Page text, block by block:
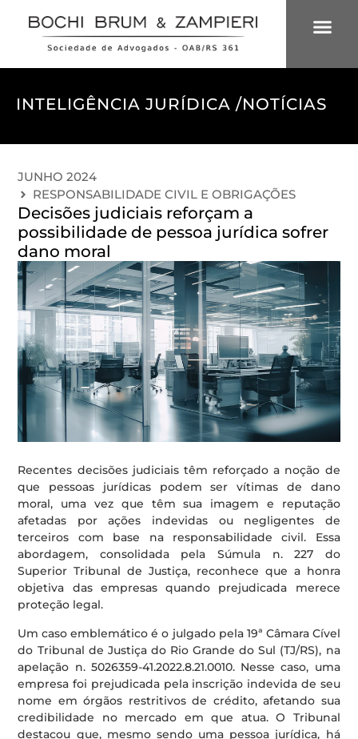
INTELIGÊNCIA JURÍDICA /NOTÍCIAS
JUNHO 2024
RESPONSABILIDADE CIVIL E OBRIGAÇÕES
Decisões judiciais reforçam a
possibilidade de pessoa jurídica sofrer
dano moral
Recentes decisões judiciais têm reforçado a noção de
que pessoas jurídicas podem ser vítimas de dano
moral, uma vez que têm sua imagem e reputação
afetadas por ações indevidas ou negligentes de
terceiros com base na responsabilidade civil. Essa
abordagem, consolidada pela Súmula n. 227 do
Superior Tribunal de Justiça, reconhece que a honra
objetiva das empresas quando prejudicada merece
proteção legal.
Um caso emblemático é o julgado pela 19ª Câmara Cível
do Tribunal de Justiça do Rio Grande do Sul (TJ/RS), na
apelação n. 5026359-41.2022.8.21.0010. Nesse caso, uma
empresa foi prejudicada pela inscrição indevida de seu
nome em órgãos restritivos de crédito, afetando sua
credibilidade no mercado em que atua. O Tribunal
destacou que, mesmo sendo uma pessoa jurídica, há